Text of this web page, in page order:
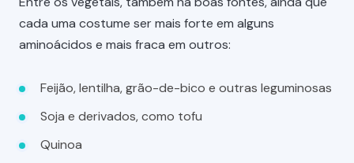
cada uma costume ser mais forte em alguns
aminoácidos e mais fraca em outros:
Feijão, lentilha, grão-de-bico e outras leguminosas
Soja e derivados, como tofu
Quinoa